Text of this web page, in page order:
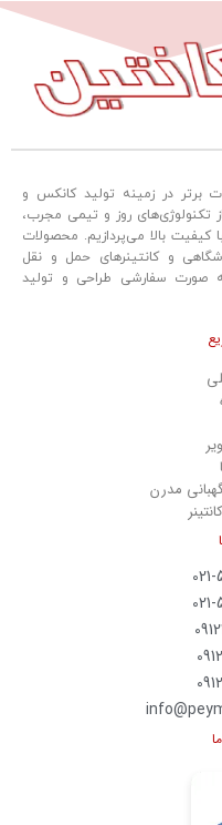
برتر در زمینه تولید کانکس و
تکنولوژی‌های روز و تیمی مجرب،
بالا می‌پردازیم. محصولات
و کانتینرهای حمل و نقل
صورت سفارشی طراحی و تولید
مدرن